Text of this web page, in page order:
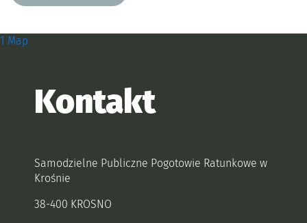
Zobacz, gdzie się znajdujemy
1 Map
Kontakt
Samodzielne Publiczne Pogotowie Ratunkowe w
Krośnie
38-400 KROSNO